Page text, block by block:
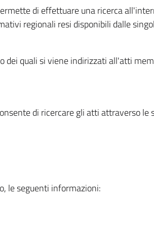
di effettuare una ricerca
regionali resi disponibili dalle
dei quali si viene indirizzati all'atti
di ricercare gli atti attraverso le
le seguenti informazioni: